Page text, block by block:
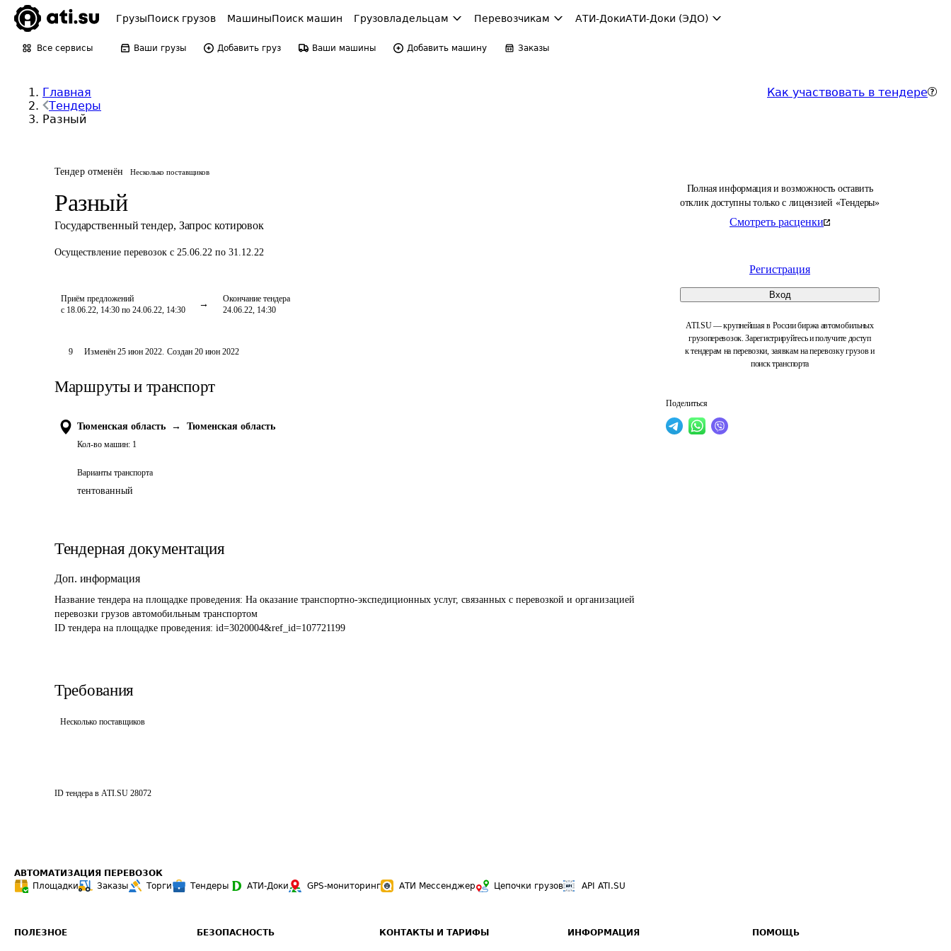
ГрузыПоиск грузов МашиныПоиск машин Грузовладельцам Перевозчикам АТИ-ДокиАТИ-Доки (ЭДО)
Все сервисы Ваши грузы Добавить груз Ваши машины Добавить машину Заказы
Главная
Тендеры
Разный
Как участвовать в тендере
Тендер отменён Несколько поставщиков
Разный
Государственный тендер, Запрос котировок
Осуществление перевозок с 25.06.22 по 31.12.22
Приём предложений
с 18.06.22, 14:30 по 24.06.22, 14:30
Окончание тендера
24.06.22, 14:30
Полная информация и возможность оставить
отклик доступны только с лицензией «Тендеры»
Смотреть расценки
Регистрация
Вход
ATI.SU — крупнейшая в России биржа автомобильных
грузоперевозок. Зарегистрируйтесь и получите доступ
к тендерам на перевозки, заявкам на перевозку грузов и
поиск транспорта
Поделиться
9 Изменён 25 июн 2022. Создан 20 июн 2022
Маршруты и транспорт
Тюменская область → Тюменская область
Кол-во машин: 1
Варианты транспорта
тентованный
Тендерная документация
Доп. информация
Название тендера на площадке проведения: На оказание транспортно-экспедиционных услуг, связанных с перевозкой и организацией
перевозки грузов автомобильным транспортом
ID тендера на площадке проведения: id=3020004&ref_id=107721199
Требования
Несколько поставщиков
ID тендера в ATI.SU 28072
АВТОМАТИЗАЦИЯ ПЕРЕВОЗОК
Площадки
Заказы Торги Тендеры АТИ-Доки GPS-мониторинг АТИ Мессенджер Цепочки грузов API ATI.SU
ПОЛЕЗНОЕ БЕЗОПАСНОСТЬ КОНТАКТЫ И ТАРИФЫ ИНФОРМАЦИЯ ПОМОЩЬ